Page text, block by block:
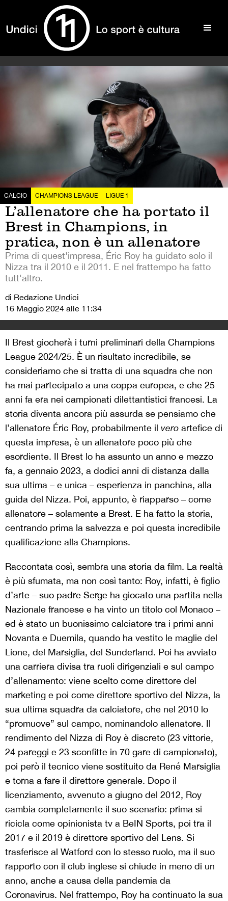
CALCIO CHAMPIONS LEAGUE LIGUE 1
L’allenatore che ha portato il
Brest in Champions, in
pratica, non è un allenatore
Prima di quest'impresa, Éric Roy ha guidato solo il
Nizza tra il 2010 e il 2011. E nel frattempo ha fatto
tutt'altro.
di Redazione Undici
16 Maggio 2024 alle 11:34
Il Brest giocherà i turni preliminari della Champions
League 2024/25. È un risultato incredibile, se
consideriamo che si tratta di una squadra che non
ha mai partecipato a una coppa europea, e che 25
anni fa era nei campionati dilettantistici francesi. La
storia diventa ancora più assurda se pensiamo che
l’allenatore Éric Roy, probabilmente il vero artefice di
questa impresa, è un allenatore poco più che
esordiente. Il Brest lo ha assunto un anno e mezzo
fa, a gennaio 2023, a dodici anni di distanza dalla
sua ultima – e unica – esperienza in panchina, alla
guida del Nizza. Poi, appunto, è riapparso – come
allenatore – solamente a Brest. E ha fatto la storia,
centrando prima la salvezza e poi questa incredibile
qualificazione alla Champions.
Raccontata così, sembra una storia da film. La realtà
è più sfumata, ma non così tanto: Roy, infatti, è figlio
d’arte – suo padre Serge ha giocato una partita nella
Nazionale francese e ha vinto un titolo col Monaco –
ed è stato un buonissimo calciatore tra i primi anni
Novanta e Duemila, quando ha vestito le maglie del
Lione, del Marsiglia, del Sunderland. Poi ha avviato
una carriera divisa tra ruoli dirigenziali e sul campo
d’allenamento: viene scelto come direttore del
marketing e poi come direttore sportivo del Nizza, la
sua ultima squadra da calciatore, che nel 2010 lo
“promuove” sul campo, nominandolo allenatore. Il
rendimento del Nizza di Roy è discreto (23 vittorie,
24 pareggi e 23 sconfitte in 70 gare di campionato),
poi però il tecnico viene sostituito da René Marsiglia
e torna a fare il direttore generale. Dopo il
licenziamento, avvenuto a giugno del 2012, Roy
cambia completamente il suo scenario: prima si
ricicla come opinionista tv a BeIN Sports, poi tra il
2017 e il 2019 è direttore sportivo del Lens. Si
trasferisce al Watford con lo stesso ruolo, ma il suo
rapporto con il club inglese si chiude in meno di un
anno, anche a causa della pandemia da
Coronavirus. Nel frattempo, Roy ha continuato la sua